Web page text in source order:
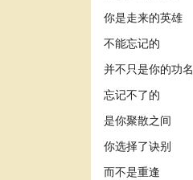
你是走来的英雄
不能忘记的
并不只是你的功名
忘记不了的
是你聚散之间
你选择了诀别
而不是重逢